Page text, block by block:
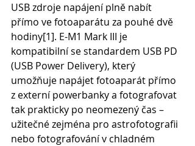
USB zdroje napájení plně nabít
přímo ve fotoaparátu za pouhé dvě
hodiny[1]. E-M1 Mark III je
kompatibilní se standardem USB PD
(USB Power Delivery), který
umožňuje napájet fotoaparát přímo
z externí powerbanky a fotografovat
tak prakticky po neomezený čas –
užitečné zejména pro astrofotografii
nebo fotografování v chladném